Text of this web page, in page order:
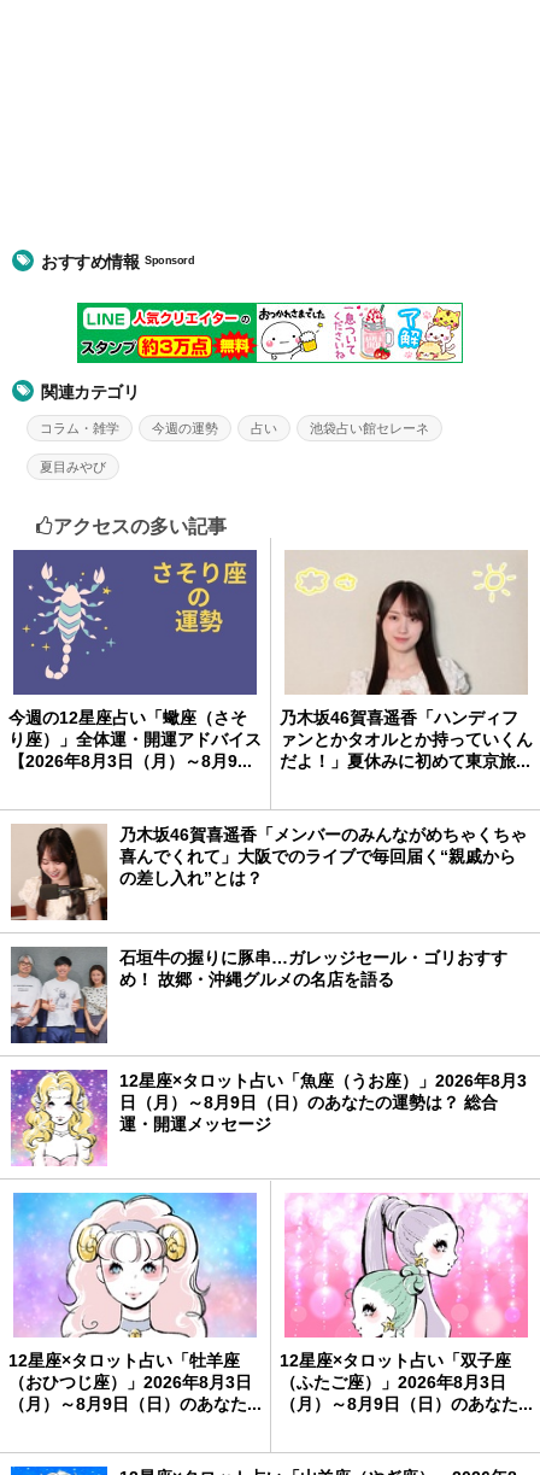
おすすめ情報Sponsord
関連カテゴリ
コラム・雑学 今週の運勢 占い 池袋占い館セレーネ
夏目みやび
アクセスの多い記事
今週の12星座占い「蠍座（さそ
り座）」全体運・開運アドバイス
【2026年8月3日（月）～8月9...
乃木坂46賀喜遥香「ハンディフ
ァンとかタオルとか持っていくん
だよ！」夏休みに初めて東京旅...
乃木坂46賀喜遥香「メンバーのみんながめちゃくちゃ
喜んでくれて」大阪でのライブで毎回届く“親戚から
の差し入れ”とは？
石垣牛の握りに豚串…ガレッジセール・ゴリおすす
め！ 故郷・沖縄グルメの名店を語る
12星座×タロット占い「魚座（うお座）」2026年8月3
日（月）～8月9日（日）のあなたの運勢は？ 総合
運・開運メッセージ
12星座×タロット占い「牡羊座
（おひつじ座）」2026年8月3日
（月）～8月9日（日）のあなた...
12星座×タロット占い「双子座
（ふたご座）」2026年8月3日
（月）～8月9日（日）のあなた...